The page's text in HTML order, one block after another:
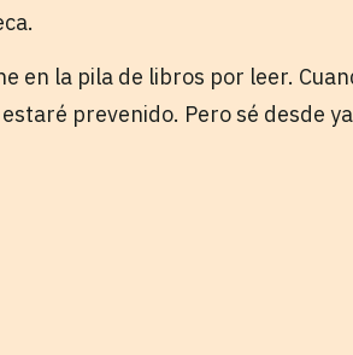
en la pila de libros por leer.
prevenido. Pero sé desde